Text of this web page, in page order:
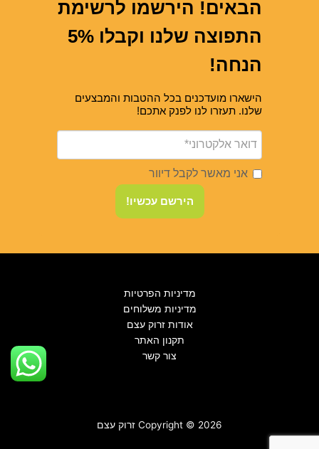
הבאים! הירשמו לרשימת
התפוצה שלנו וקבלו 5%
הנחה!
הישארו מועדכנים בכל ההטבות והמבצעים
שלנו. תעזרו לנו לפנק אתכם!
אני מאשר לקבל דיוור
הירשם עכשיו!
מדיניות הפרטיות
מדיניות משלוחים
אודות זרוק עצם
תקנון האתר
צור קשר
Copyright © 2026 זרוק עצם